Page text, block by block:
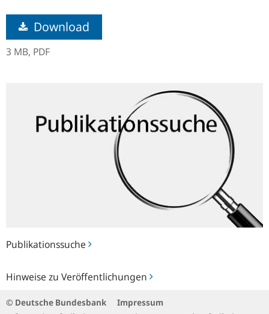
Publikationssuche
Hinweise zu Veröffentlichungen
zu
Download
3 MB, PDF
© Deutsche Bundesbank
Impressum